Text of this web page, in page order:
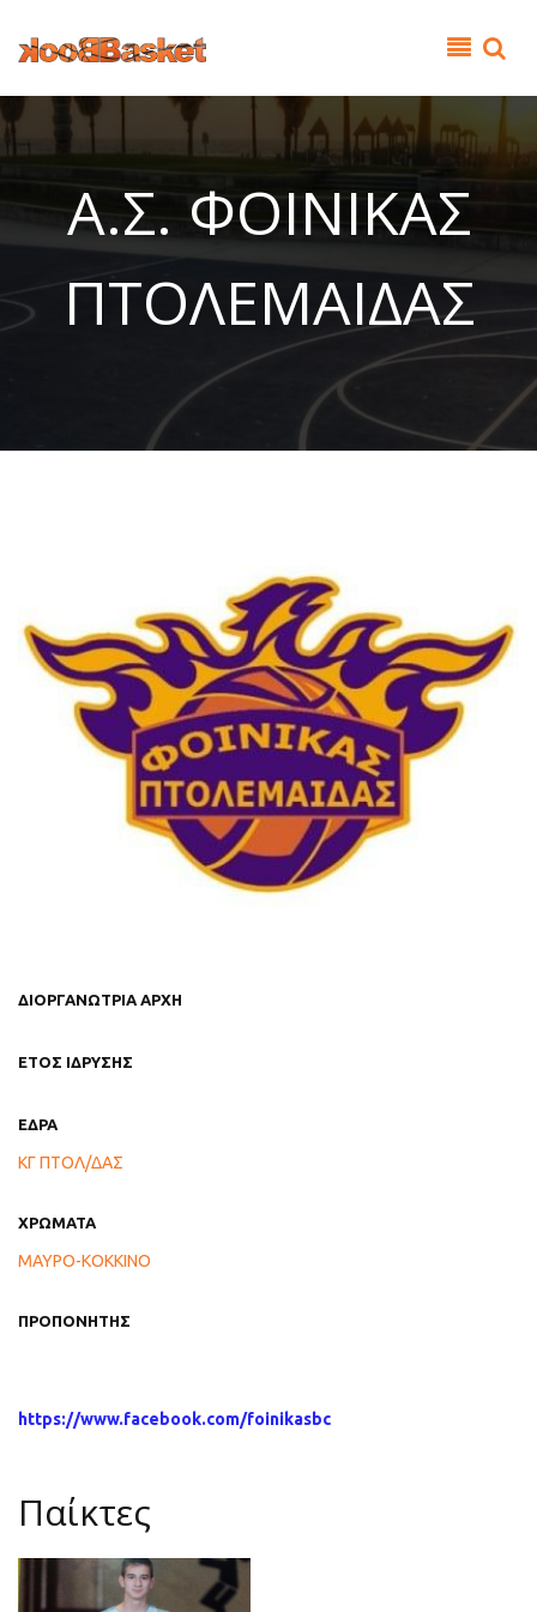
Α.Σ. ΦΟΙΝΙΚΑΣ
ΠΤΟΛΕΜΑΙΔΑΣ
ΔΙΟΡΓΑΝΩΤΡΙΑ ΑΡΧΗ
ΕΤΟΣ ΙΔΡΥΣΗΣ
ΕΔΡΑ
ΚΓ ΠΤΟΛ/ΔΑΣ
ΧΡΩΜΑΤΑ
ΜΑΥΡΟ-ΚΟΚΚΙΝΟ
ΠΡΟΠΟΝΗΤΗΣ
https://www.facebook.com/foinikasbc
Παίκτες